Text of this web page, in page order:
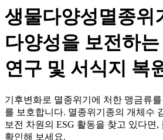
생물다양성멸종위
다양성을 보전하
연구 및 서식지 복
기후변화로 멸종위기에 처한 맹금류
를 보호합니다. 멸종위기종의 개체수
보전 차원의 ESG 활동을 찾고 있다면
확인해 보세요.